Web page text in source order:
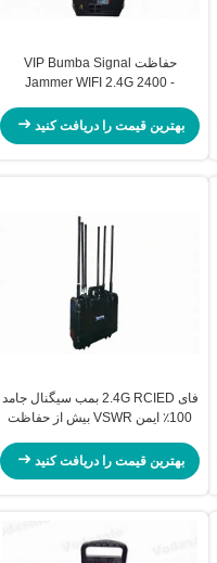
حفاظت VIP Bumba Signal
Jammer WIFI 2.4G 2400 -
بهترین قیمت را دریافت کنید
فای 2.4G RCIED بمب سیگنال جامد
100٪ ایمن VSWR بیش از حفاظت
بهترین قیمت را دریافت کنید